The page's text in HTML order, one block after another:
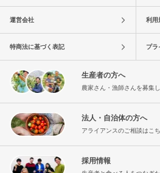
運営会社 利用
特商法に基づく表記 プラ
生産者の方へ
農家さん・漁師さんを募集
法人・自治体の方へ
アライアンスのご相談はこ
採用情報